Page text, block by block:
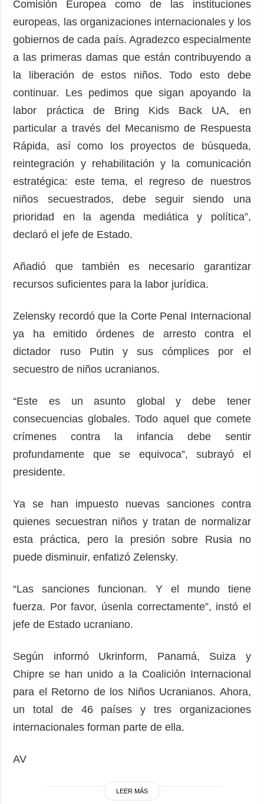
Comisión Europea como de las instituciones
europeas, las organizaciones internacionales y los
gobiernos de cada país. Agradezco especialmente
a las primeras damas que están contribuyendo a
la liberación de estos niños. Todo esto debe
continuar. Les pedimos que sigan apoyando la
labor práctica de Bring Kids Back UA, en
particular a través del Mecanismo de Respuesta
Rápida, así como los proyectos de búsqueda,
reintegración y rehabilitación y la comunicación
estratégica: este tema, el regreso de nuestros
niños secuestrados, debe seguir siendo una
prioridad en la agenda mediática y política”,
declaró el jefe de Estado.
Añadió que también es necesario garantizar
recursos suficientes para la labor jurídica.
Zelensky recordó que la Corte Penal Internacional
ya ha emitido órdenes de arresto contra el
dictador ruso Putin y sus cómplices por el
secuestro de niños ucranianos.
“Este es un asunto global y debe tener
consecuencias globales. Todo aquel que comete
crímenes contra la infancia debe sentir
profundamente que se equivoca”, subrayó el
presidente.
Ya se han impuesto nuevas sanciones contra
quienes secuestran niños y tratan de normalizar
esta práctica, pero la presión sobre Rusia no
puede disminuir, enfatizó Zelensky.
“Las sanciones funcionan. Y el mundo tiene
fuerza. Por favor, úsenla correctamente”, instó el
jefe de Estado ucraniano.
Según informó Ukrinform, Panamá, Suiza y
Chipre se han unido a la Coalición Internacional
para el Retorno de los Niños Ucranianos. Ahora,
un total de 46 países y tres organizaciones
internacionales forman parte de ella.
AV
LEER MÁS